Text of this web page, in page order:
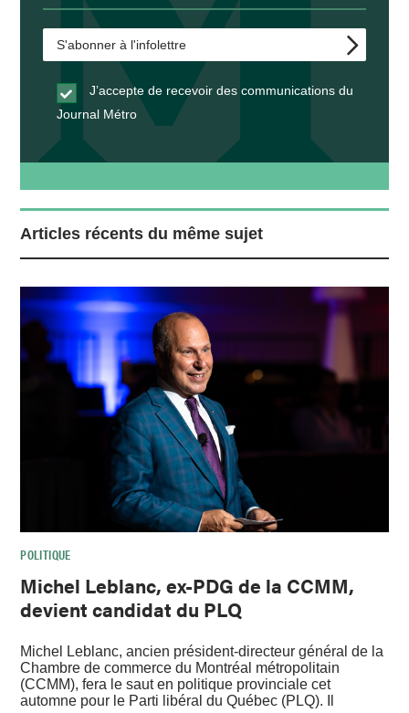
J’accepte de recevoir des communications du
Journal Métro
Articles récents du même sujet
POLITIQUE
Michel Leblanc, ex-PDG de la CCMM,
devient candidat du PLQ
Michel Leblanc, ancien président-directeur général de la
Chambre de commerce du Montréal métropolitain
(CCMM), fera le saut en politique provinciale cet
automne pour le Parti libéral du Québec (PLQ). Il